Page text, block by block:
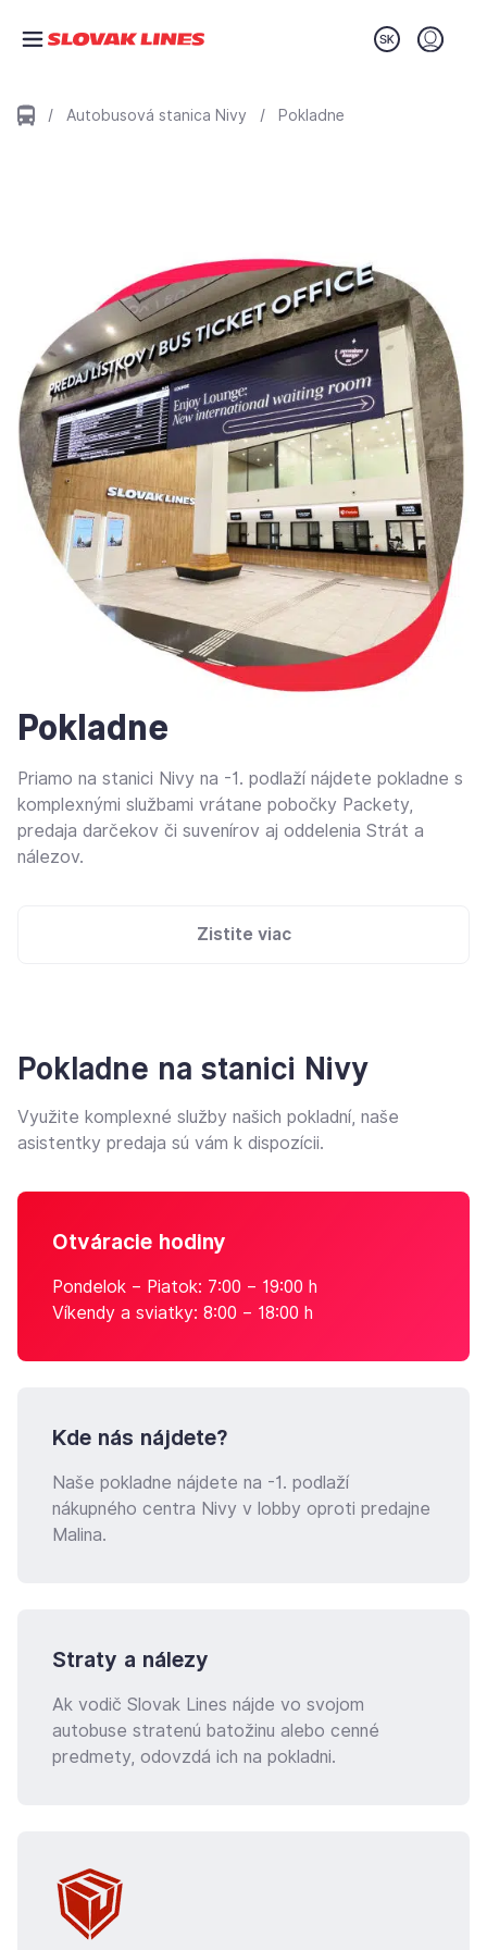
/ Autobusová stanica Nivy / Pokladne
Pokladne
Priamo na stanici Nivy na -1. podlaží nájdete pokladne s
komplexnými službami vrátane pobočky Packety,
predaja darčekov či suvenírov aj oddelenia Strát a
nálezov.
Zistite viac
Pokladne na stanici Nivy
Využite komplexné služby našich pokladní, naše
asistentky predaja sú vám k dispozícii.
Otváracie hodiny
Pondelok – Piatok: 7:00 – 19:00 h
Víkendy a sviatky: 8:00 – 18:00 h
Kde nás nájdete?
Naše pokladne nájdete na -1. podlaží
nákupného centra Nivy v lobby oproti predajne
Malina.
Straty a nálezy
Ak vodič Slovak Lines nájde vo svojom
autobuse stratenú batožinu alebo cenné
predmety, odovzdá ich na pokladni.